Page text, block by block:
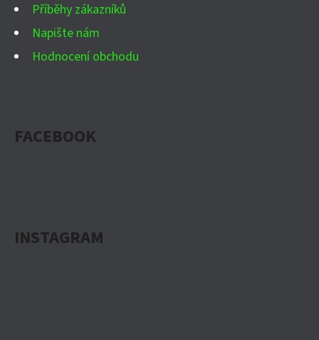
Příběhy zákazníků
Napište nám
Hodnocení obchodu
FACEBOOK
INSTAGRAM